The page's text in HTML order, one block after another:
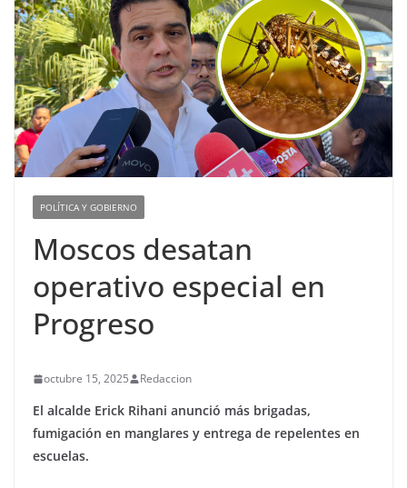
POLÍTICA Y GOBIERNO
Moscos desatan
operativo especial en
Progreso
octubre 15, 2025 Redaccion
El alcalde Erick Rihani anunció más brigadas,
fumigación en manglares y entrega de repelentes en
escuelas.